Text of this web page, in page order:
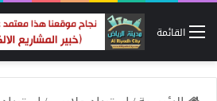
القائمة